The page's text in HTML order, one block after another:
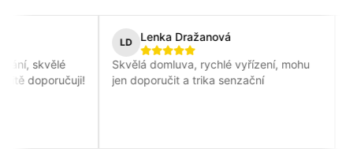
Lenka Dražanová
Skvělá domluva, rychlé vyřízení, mohu
jen doporučit a trika senzační